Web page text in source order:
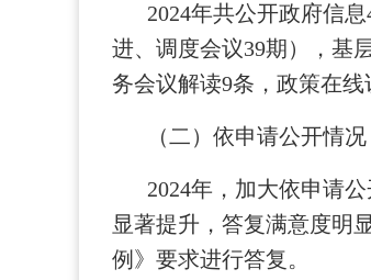
2024年共公开政府信
进、调度会议39期），基
务会议解读9条，政策在线
（二）依申请公开情况
2024年，加大依申请
显著提升，答复满意度明
例》要求进行答复。